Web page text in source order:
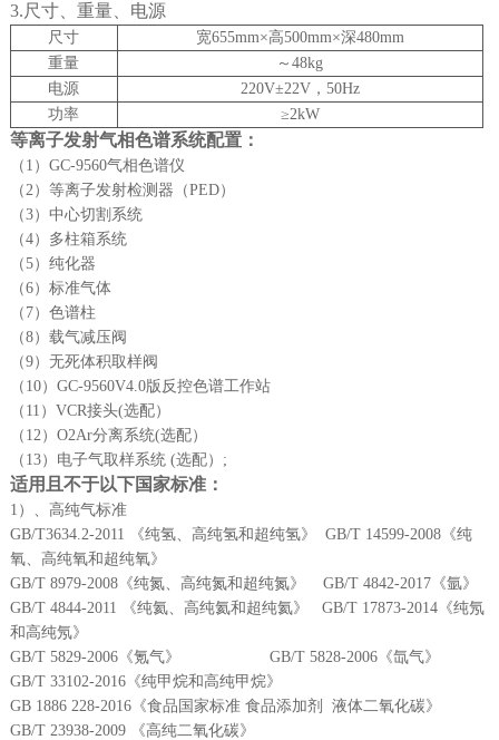
3.尺寸、重量、电源
尺寸 宽655mm×高500mm×深480mm
重量
～48kg
电源
220V±22V， 50Hz
功率
≥2kW
等离子发射气相色谱系统配置：
（ 1 ） GC-9560气相色谱仪
（2）等离子发射检测器（PED）
（3）中心切割系统
（4）多柱箱系统
（5）纯化器
（6）标准气体
（ 7）色谱柱
（8）载气减压阀
（9）无死体积取样阀
（ 10） GC-9560V4.0版反控色谱工作站
（ 11 ） VCR接头(选配）
（ 12） O2Ar分离系统(选配）
（ 13）电子气取样系统(选配）;
适用且不于以下国家标准：
1 ）、高纯气标准
GB/T3634.2-2011
《纯氢、高纯氢和超纯氢》 GB/T 14599-2008《纯
氧、高纯氧和超纯氧》
GB/T 8979-2008《纯氮、高纯氮和超纯氮》 GB/T 4842-2017《氩》
GB/T 4844-2011
《纯氦、高纯氦和超纯氦》 GB/T 17873-2014《纯氖
和高纯氖》
GB/T 5829-2006《氪气》 GB/T 5828-2006《氙气》
GB/T 33102-2016《纯甲烷和高纯甲烷》
GB 1886 228-2016《食品国家标准 食品添加剂
液体二氧化碳》
GB/T 23938-2009
《高纯二氧化碳》